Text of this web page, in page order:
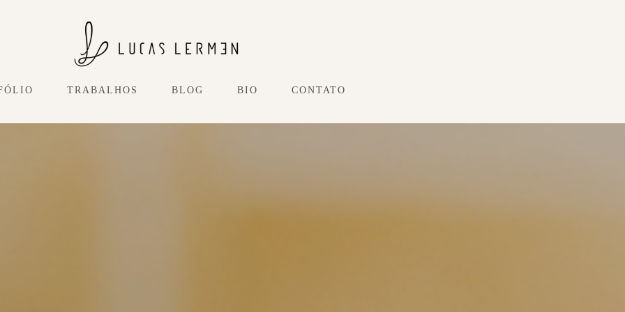
TRABALHOS BLOG BIO CONTATO